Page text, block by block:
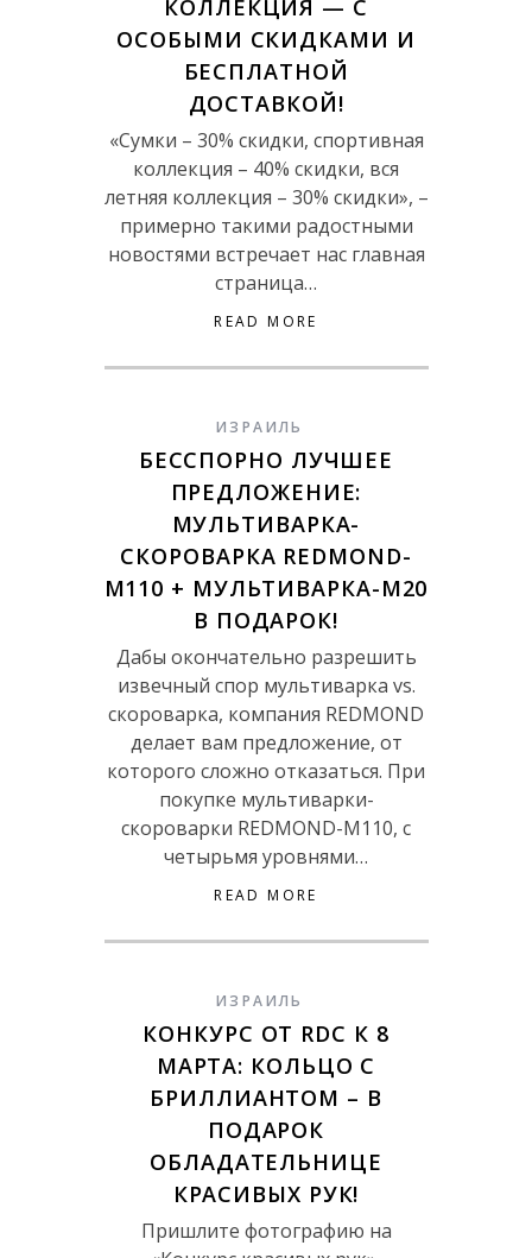
КОЛЛЕКЦИЯ — С
ОСОБЫМИ СКИДКАМИ И
БЕСПЛАТНОЙ
ДОСТАВКОЙ!
«Сумки – 30% скидки, спортивная
коллекция – 40% скидки, вся
летняя коллекция – 30% скидки», –
примерно такими радостными
новостями встречает нас главная
страница…
READ MORE
ИЗРАИЛЬ
БЕССПОРНО ЛУЧШЕЕ
ПРЕДЛОЖЕНИЕ:
МУЛЬТИВАРКА-
СКОРОВАРКА REDMOND-
М110 + МУЛЬТИВАРКА-М20
В ПОДАРОК!
Дабы окончательно разрешить
извечный спор мультиварка vs.
скороварка, компания REDMOND
делает вам предложение, от
которого сложно отказаться. При
покупке мультиварки-
скороварки REDMOND-М110, с
четырьмя уровнями…
READ MORE
ИЗРАИЛЬ
КОНКУРС ОТ RDC К 8
МАРТА: КОЛЬЦО С
БРИЛЛИАНТОМ – В
ПОДАРОК
ОБЛАДАТЕЛЬНИЦЕ
КРАСИВЫХ РУК!
Пришлите фотографию на